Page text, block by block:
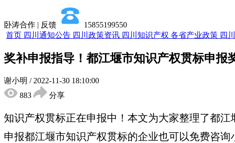
卧涛合作 | 反馈
15855199550
首页 四川通知公告 四川政策资讯 四川知识产权 各省产业政策 四
奖补申报指导！都江堰市知识产权贯标申报
谢小明 / 2022-11-30 18:10:00
883
分享
知识产权贯标正在申报中！本文为大家整理了都
申报都江堰市知识产权贯标的企业也可以免费咨询